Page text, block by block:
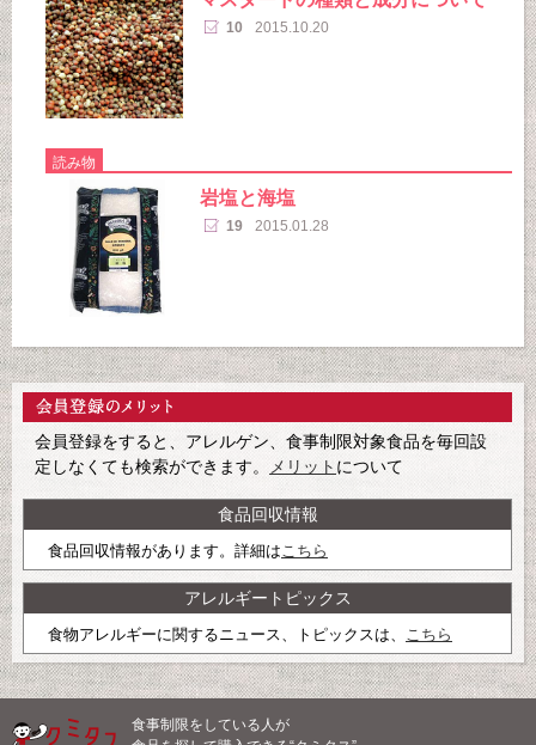
10 2015.10.20
読み物
岩塩と海塩
19 2015.01.28
会員登録をすると、アレルゲン、食事制限対象食品を毎回設
定しなくても検索ができます。
メリット について
食品回収情報
食品回収情報があります。詳細はこちら
アレルギートピックス
食物アレルギーに関するニュース、トピックスは、 こちら
食事制限をしている人が